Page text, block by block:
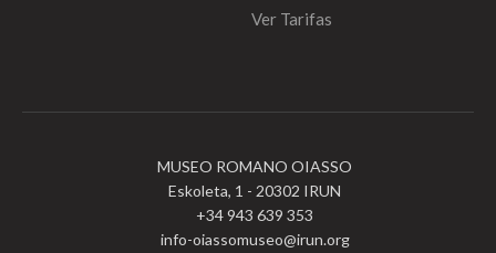
Ver Tarifas
MUSEO ROMANO OIASSO
Eskoleta, 1 - 20302 IRUN
+34 943 639 353
info-oiassomuseo@irun.org